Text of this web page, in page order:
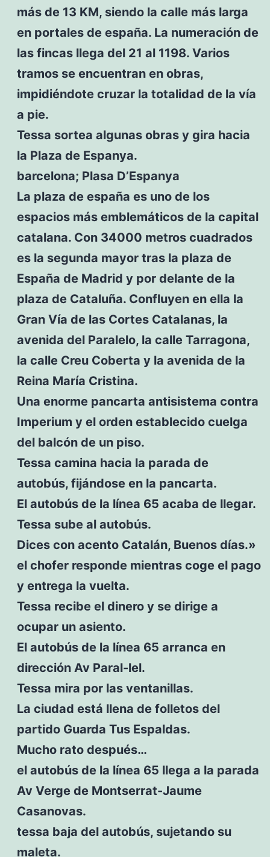
más de 13 KM, siendo la calle más larga
en portales de españa. La numeración de
las fincas llega del 21 al 1198. Varios
tramos se encuentran en obras,
impidiéndote cruzar la totalidad de la vía
a pie.
Tessa sortea algunas obras y gira hacia
la Plaza de Espanya.
barcelona; Plasa D’Espanya
La plaza de españa es uno de los
espacios más emblemáticos de la capital
catalana. Con 34000 metros cuadrados
es la segunda mayor tras la plaza de
España de Madrid y por delante de la
plaza de Cataluña. Confluyen en ella la
Gran Vía de las Cortes Catalanas, la
avenida del Paralelo, la calle Tarragona,
la calle Creu Coberta y la avenida de la
Reina María Cristina.
Una enorme pancarta antisistema contra
Imperium y el orden establecido cuelga
del balcón de un piso.
Tessa camina hacia la parada de
autobús, fijándose en la pancarta.
El autobús de la línea 65 acaba de llegar.
Tessa sube al autobús.
Dices con acento Catalán, Buenos días.»
el chofer responde mientras coge el pago
y entrega la vuelta.
Tessa recibe el dinero y se dirige a
ocupar un asiento.
El autobús de la línea 65 arranca en
dirección Av Paral-lel.
Tessa mira por las ventanillas.
La ciudad está llena de folletos del
partido Guarda Tus Espaldas.
Mucho rato después…
el autobús de la línea 65 llega a la parada
Av Verge de Montserrat-Jaume
Casanovas.
tessa baja del autobús, sujetando su
maleta.